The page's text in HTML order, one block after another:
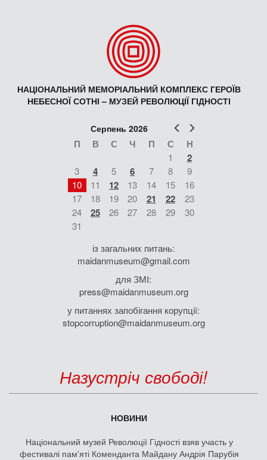
НАЦІОНАЛЬНИЙ МЕМОРІАЛЬНИЙ КОМПЛЕКС ГЕРОЇВ
НЕБЕСНОЇ СОТНІ – МУЗЕЙ РЕВОЛЮЦІЇ ГІДНОСТІ
Попер
Серпень 2026
П В С Ч П С Н
1 2
3 4 5 6 7 8
9
10
11 12 13 14 15
16
17
18 19 20 21 22
23
24
25 26 27 28 29
30
31
із загальних питань:
maidanmuseum@gmail.com
для ЗМІ:
press@maidanmuseum.org
у питаннях запобігання корупції:
stopcorruption@maidanmuseum.org
Назустріч свободі!
НОВИНИ
Національний музей Революції Гідності взяв участь у
фестивалі пам'яті Коменданта Майдану Андрія Парубія